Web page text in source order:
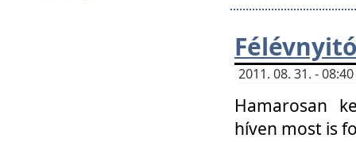
2011. 08. 31. -
Hamarosan
híven most is